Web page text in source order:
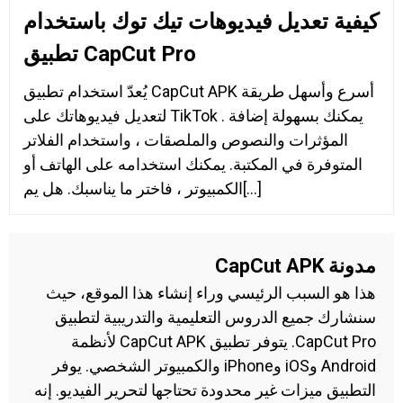
كيفية تعديل فيديوهات تيك توك باستخدام
تطبيق CapCut Pro
يُعدّ استخدام تطبيق CapCut APK أسرع وأسهل طريقة
لتعديل فيديوهاتك على TikTok . يمكنك بسهولة إضافة
المؤثرات والنصوص والملصقات ، واستخدام الفلاتر
المتوفرة في المكتبة. يمكنك استخدامه على الهاتف أو
الكمبيوتر ، فاختر ما يناسبك. هل يم[...]
مدونةCapCut APK
هذا هو السبب الرئيسي وراء إنشاء هذا الموقع، حيث
سنشارك جميع الدروس التعليمية والتدريبية لتطبيق
CapCut Pro. يتوفر تطبيق CapCut APK لأنظمة
Android وiOS وiPhone والكمبيوتر الشخصي. يوفر
التطبيق ميزات غير محدودة تحتاجها لتحرير الفيديو. إنه